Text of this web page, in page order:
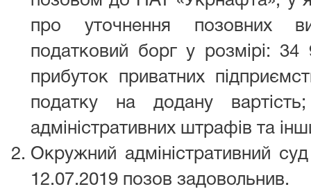
про уточнення позовних
податковий борг у розмірі:
прибуток приватних
податку на додану
адміністративних штрафів та
Окружний адміністративний
12.07.2019 позов задовольнив.